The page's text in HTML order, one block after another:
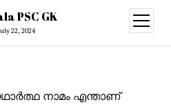
PSC GK
22, 2024
open
menu
നാമം എന്താണ്